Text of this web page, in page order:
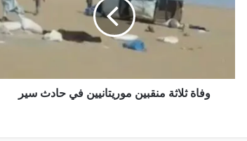
وفاة ثلاثة منقبين موريتانيين في حادث سير